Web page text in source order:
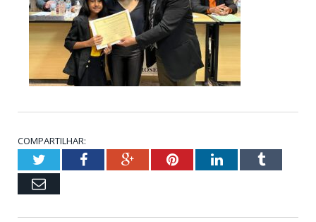
COMPARTILHAR:
TwitterFacebookGoogle+PinterestLinkedInTumblr
Email